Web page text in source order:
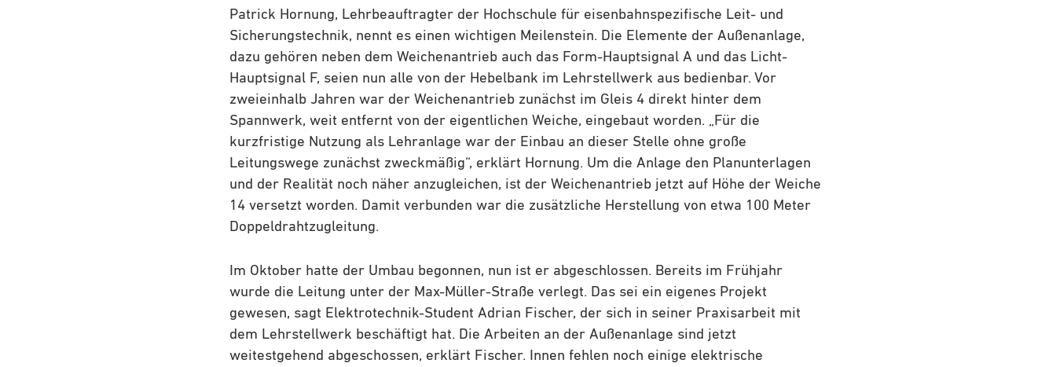
Patrick Hornung, Lehrbeauftragter der Hochschule für eisenbahnspezifische Leit- und
Sicherungstechnik, nennt es einen wichtigen Meilenstein. Die Elemente der Außenanlage,
dazu gehören neben dem Weichenantrieb auch das Form-Hauptsignal A und das Licht-
Hauptsignal F, seien nun alle von der Hebelbank im Lehrstellwerk aus bedienbar. Vor
zweieinhalb Jahren war der Weichenantrieb zunächst im Gleis 4 direkt hinter dem
Spannwerk, weit entfernt von der eigentlichen Weiche, eingebaut worden. „Für die
kurzfristige Nutzung als Lehranlage war der Einbau an dieser Stelle ohne große
Leitungswege zunächst zweckmäßig“, erklärt Hornung. Um die Anlage den Planunterlagen
und der Realität noch näher anzugleichen, ist der Weichenantrieb jetzt auf Höhe der Weiche
14 versetzt worden. Damit verbunden war die zusätzliche Herstellung von etwa 100 Meter
Doppeldrahtzugleitung.
Im Oktober hatte der Umbau begonnen, nun ist er abgeschlossen. Bereits im Frühjahr
wurde die Leitung unter der Max-Müller-Straße verlegt. Das sei ein eigenes Projekt
gewesen, sagt Elektrotechnik-Student Adrian Fischer, der sich in seiner Praxisarbeit mit
dem Lehrstellwerk beschäftigt hat. Die Arbeiten an der Außenanlage sind jetzt
weitestgehend abgeschossen, erklärt Fischer. Innen fehlen noch einige elektrische